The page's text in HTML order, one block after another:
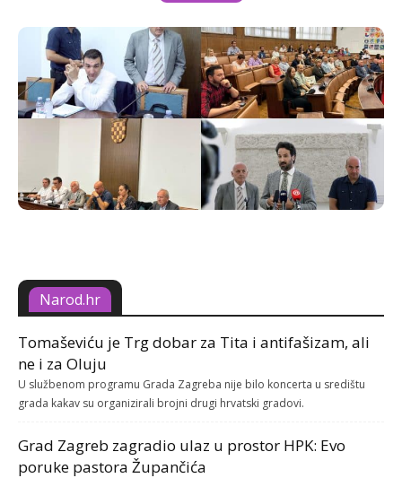
Narod.hr
Tomaševiću je Trg dobar za Tita i antifašizam, ali
ne i za Oluju
U službenom programu Grada Zagreba nije bilo koncerta u središtu
grada kakav su organizirali brojni drugi hrvatski gradovi.
Grad Zagreb zagradio ulaz u prostor HPK: Evo
poruke pastora Župančića